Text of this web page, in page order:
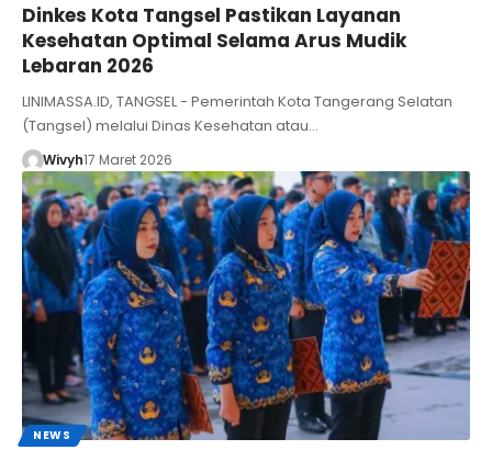
Dinkes Kota Tangsel Pastikan Layanan
Kesehatan Optimal Selama Arus Mudik
Lebaran 2026
LINIMASSA.ID, TANGSEL - Pemerintah Kota Tangerang Selatan
(Tangsel) melalui Dinas Kesehatan atau…
Wivyh17 Maret 2026
NEWS